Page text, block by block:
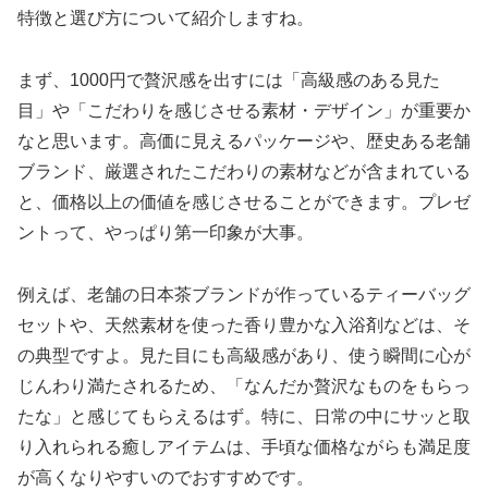
特徴と選び方について紹介しますね。
まず、1000円で贅沢感を出すには「高級感のある見た
目」や「こだわりを感じさせる素材・デザイン」が重要か
なと思います。高価に見えるパッケージや、歴史ある老舗
ブランド、厳選されたこだわりの素材などが含まれている
と、価格以上の価値を感じさせることができます。プレゼ
ントって、やっぱり第一印象が大事。
例えば、老舗の日本茶ブランドが作っているティーバッグ
セットや、天然素材を使った香り豊かな入浴剤などは、そ
の典型ですよ。見た目にも高級感があり、使う瞬間に心が
じんわり満たされるため、「なんだか贅沢なものをもらっ
たな」と感じてもらえるはず。特に、日常の中にサッと取
り入れられる癒しアイテムは、手頃な価格ながらも満足度
が高くなりやすいのでおすすめです。